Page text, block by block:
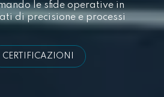
le sfide operative in
di precisione e processi
CERTIFICAZIONI